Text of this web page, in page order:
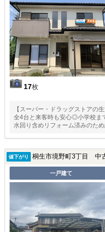
17枚
【スーパー・ドラッグストアの
全4台と来客時も安心◎小学校ま
水回り含めリフォーム済みのた
値下がり 桐生市境野町3丁目 中
一戸建て